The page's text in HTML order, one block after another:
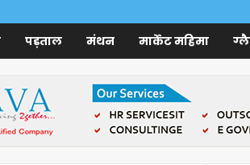
पड़ताल मंथन मार्केट महिमा